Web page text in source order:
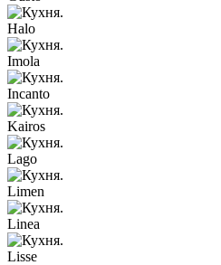
Halo
Imola
Incanto
Kairos
Lago
Limen
Linea
Lisse